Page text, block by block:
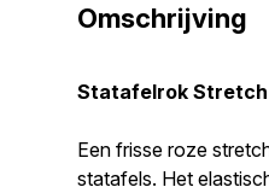
Omschrijving
Statafelrok Stretch
Een frisse roze
statafels. Het